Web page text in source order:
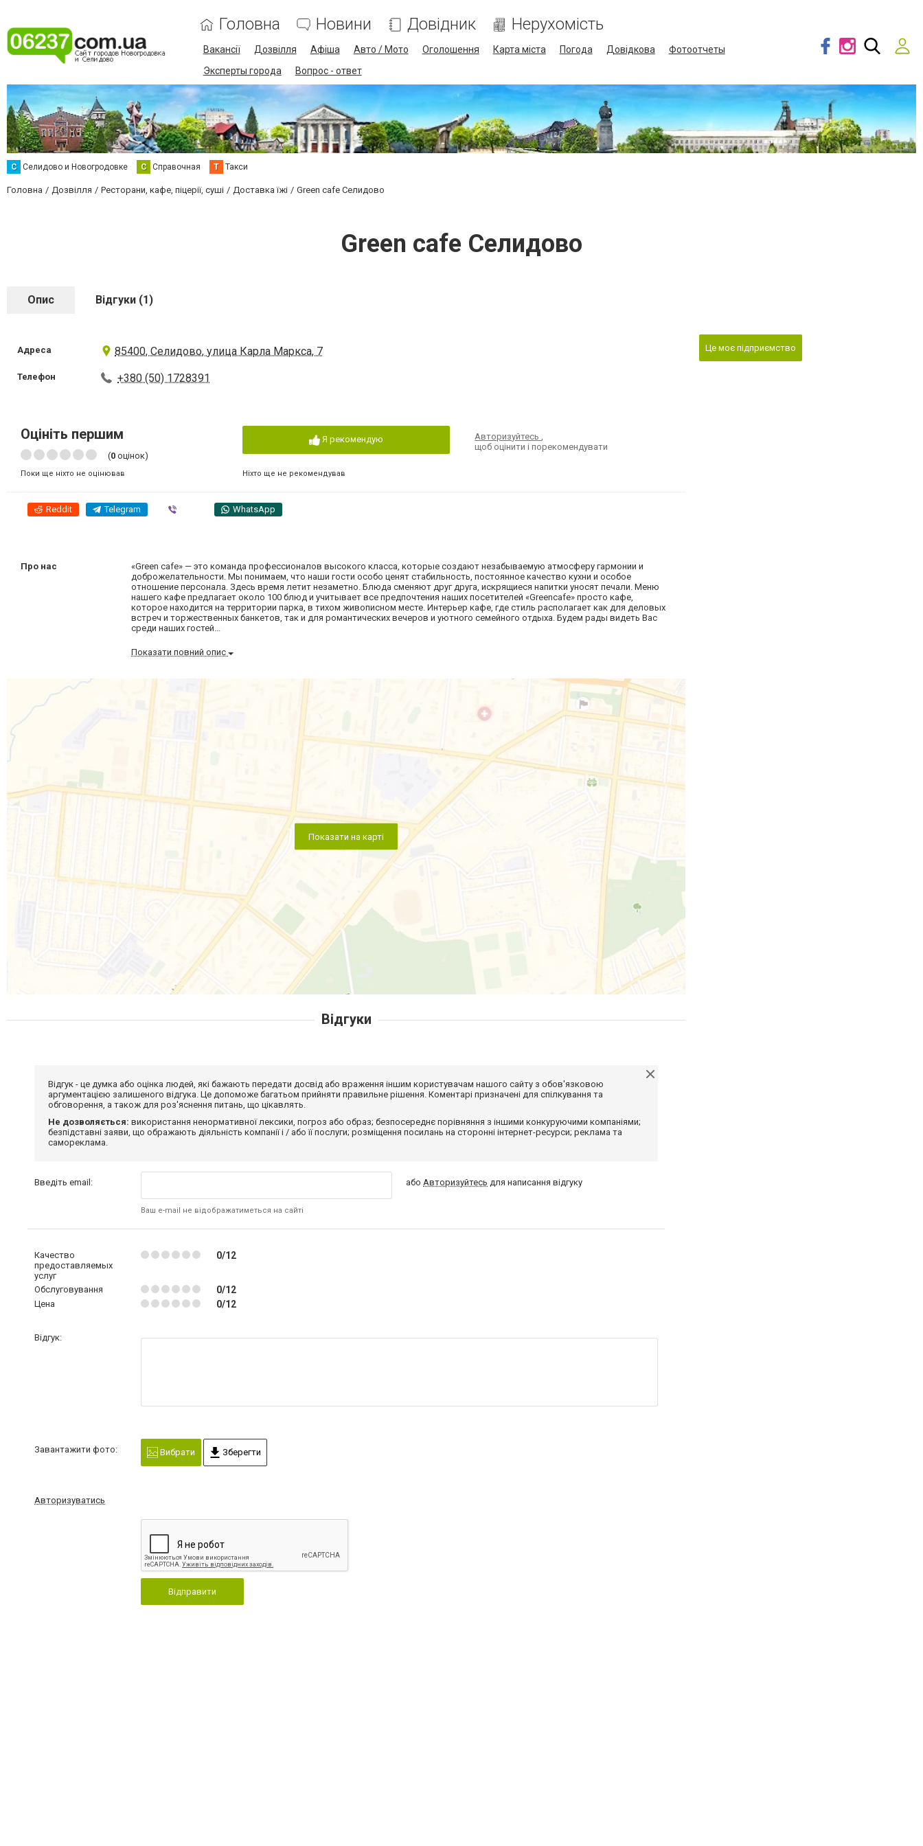
Головна Новини Довідник Нерухомість
Вакансії Дозвілля Афіша Авто / Мото Оголошення Карта міста Погода Довідкова
Фотоотчеты
Эксперты города
Вопрос - ответ
С Селидово и Новогродовке С Справочная Т Такси
Головна Дозвілля Ресторани, кафе, піцерії, суші Доставка їжі Green cafe Селидово
Green cafe Селидово
Опис Відгуки (1)
Адреса 85400, Селидово, улица Карла Маркса, 7
Телефон +380 (50) 1728391
Оцініть першим
(0 оцінок)
Поки ще ніхто не оцінював
Я рекомендую
Ніхто ще не рекомендував
Авторизуйтесь,
щоб оцінити і порекомендувати
Reddit Telegram WhatsApp
Про нас
«Green cafe» — это команда профессионалов высокого класса, которые создают незабываемую атмосферу гармонии и
доброжелательности. Мы понимаем, что наши гости особо ценят стабильность, постоянное качество кухни и особое
отношение персонала. Здесь время летит незаметно. Блюда сменяют друг друга, искрящиеся напитки уносят печали. Меню
нашего кафе предлагает около 100 блюд и учитывает все предпочтения наших посетителей «Greencafe» просто кафе,
которое находится на территории парка, в тихом живописном месте. Интерьер кафе, где стиль располагает как для деловых
встреч и торжественных банкетов, так и для романтических вечеров и уютного семейного отдыха. Будем рады видеть Вас
среди наших гостей...
Показати повний опис
Показати на карті
Це моє підприємство
Відгуки
Відгук - це думка або оцінка людей, які бажають передати досвід або враження іншим користувачам нашого сайту з обов'язковою
аргументацією залишеного відгука. Це допоможе багатьом прийняти правильне рішення. Коментарі призначені для спілкування та
обговорення, а також для роз'яснення питань, що цікавлять.
Не дозволяється: використання ненормативної лексики, погроз або образ; безпосереднє порівняння з іншими конкуруючими компаніями;
безпідставні заяви, що ображають діяльність компанії і / або її послуги; розміщення посилань на сторонні інтернет-ресурси; реклама та
самореклама.
Введіть email:
Ваш e-mail не відображатиметься на сайті
або Авторизуйтесь для написання відгуку
Качество
предоставляемых
услуг
0/12
Обслуговування 0/12
Цена 0/12
Відгук:
Завантажити фото: Вибрати Зберегти
Авторизуватись
Відправити